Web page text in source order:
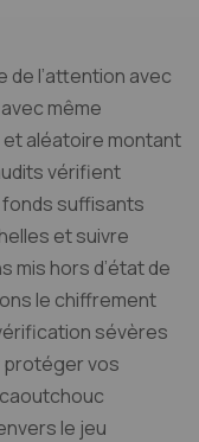
l’attention avec
même
et aléatoire montant
vérifient
suffisants
et suivre
mis hors d’état de
le chiffrement
sévères
protéger vos
le jeu